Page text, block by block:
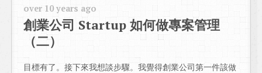
over 10 years ago
創業公司 Startup 如何做專案管理
（二）
目標有了。接下來我想談步驟。我覺得創業公司第一件該做